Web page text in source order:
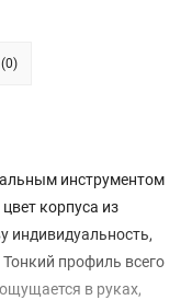
инструментом
корпуса из
индивидуальность,
профиль всего
в руках,